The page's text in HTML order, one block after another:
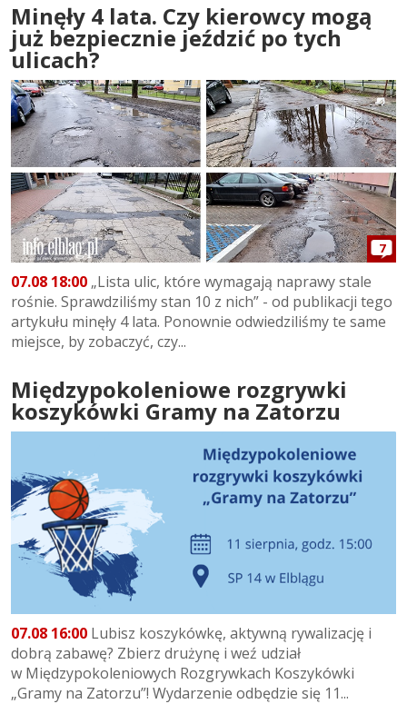
Minęły 4 lata. Czy kierowcy mogą
już bezpiecznie jeździć po tych
ulicach?
7
07.08 18:00 „Lista ulic, które wymagają naprawy stale
rośnie. Sprawdziliśmy stan 10 z nich” - od publikacji tego
artykułu minęły 4 lata. Ponownie odwiedziliśmy te same
miejsce, by zobaczyć, czy...
Międzypokoleniowe rozgrywki
koszykówki Gramy na Zatorzu
07.08 16:00 Lubisz koszykówkę, aktywną rywalizację i
dobrą zabawę? Zbierz drużynę i weź udział
w Międzypokoleniowych Rozgrywkach Koszykówki
„Gramy na Zatorzu”! Wydarzenie odbędzie się 11...